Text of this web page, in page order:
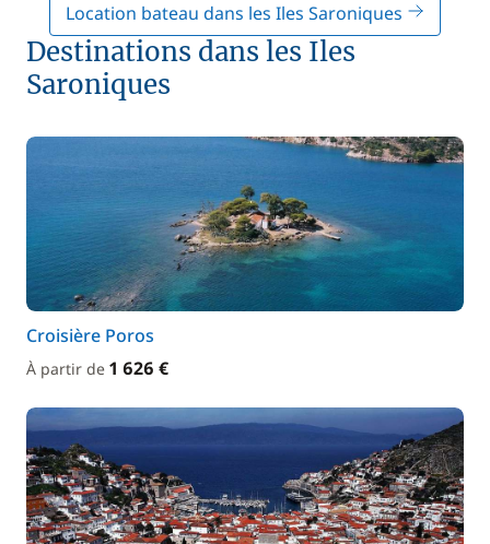
Location bateau dans les Iles Saroniques
Destinations dans les Iles
Saroniques
Croisière Poros
À partir de 1 626 €